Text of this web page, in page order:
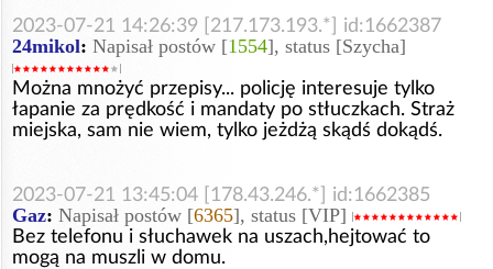
2023-07-21 14:26:39 [217.173.193.*] id:1662387
24mikol: Napisał postów [1554], status [Szycha]
Można mnożyć przepisy... policję interesuje tylko
łapanie za prędkość i mandaty po stłuczkach. Straż
miejska, sam nie wiem, tylko jeżdżą skądś dokądś.
2023-07-21 13:45:04 [178.43.246.*] id:1662385
Gaz: Napisał postów [6365], status [VIP]
Bez telefonu i słuchawek na uszach,hejtować to
mogą na muszli w domu.